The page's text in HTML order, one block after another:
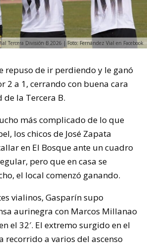
Tercera División B 2026 | Foto: Fernández Vial en Facebook
repuso de ir perdiendo y le ganó
2 a 1, cerrando con buena cara
la Tercera B.
más complicado de lo que
los chicos de José Zapata
en El Bosque ante un cuadro
pero que en casa se
el local comenzó ganando.
vialinos, Gasparín supo
aurinegra con Marcos Millanao
el 32′. El extremo surgido en el
recorrido a varios del ascenso